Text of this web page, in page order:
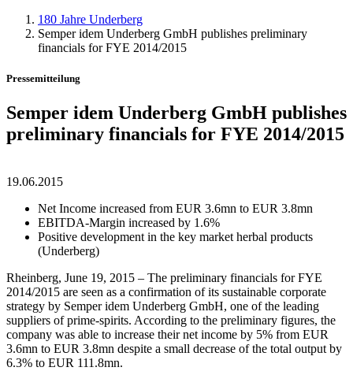
180 Jahre Underberg
Semper idem Underberg GmbH publishes preliminary
financials for FYE 2014/2015
Pressemitteilung
Semper idem Underberg GmbH publishes
preliminary financials for FYE 2014/2015
19.06.2015
Net Income increased from EUR 3.6mn to EUR 3.8mn
EBITDA-Margin increased by 1.6%
Positive development in the key market herbal products
(Underberg)
Rheinberg, June 19, 2015 – The preliminary financials for FYE
2014/2015 are seen as a confirmation of its sustainable corporate
strategy by Semper idem Underberg GmbH, one of the leading
suppliers of prime-spirits. According to the preliminary figures, the
company was able to increase their net income by 5% from EUR
3.6mn to EUR 3.8mn despite a small decrease of the total output by
6.3% to EUR 111.8mn.